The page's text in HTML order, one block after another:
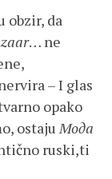
obzir, da
… ne
– I glas
opako
ostajuMода
ruski,ti